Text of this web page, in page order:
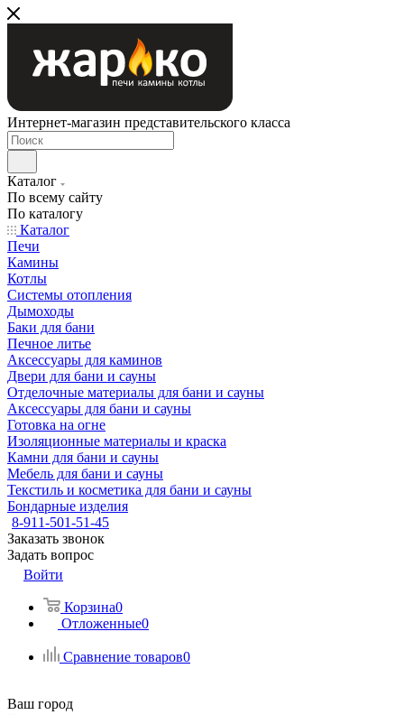
Интернет-магазин представительского класса
Каталог
По всему сайту
По каталогу
Каталог
Печи
Камины
Котлы
Системы отопления
Дымоходы
Баки для бани
Печное литье
Аксессуары для каминов
Двери для бани и сауны
Отделочные материалы для бани и сауны
Аксессуары для бани и сауны
Готовка на огне
Изоляционные материалы и краска
Камни для бани и сауны
Мебель для бани и сауны
Текстиль и косметика для бани и сауны
Бондарные изделия
8-911-501-51-45
Заказать звонок
Задать вопрос
Войти
Корзина0
Отложенные0
Сравнение товаров0
Ваш город